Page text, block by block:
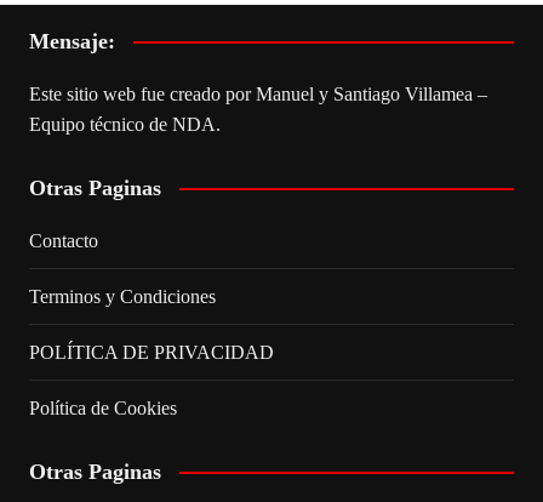
Mensaje:
Este sitio web fue creado por Manuel y Santiago Villamea –
Equipo técnico de NDA.
Otras Paginas
Contacto
Terminos y Condiciones
POLÍTICA DE PRIVACIDAD
Política de Cookies
Otras Paginas